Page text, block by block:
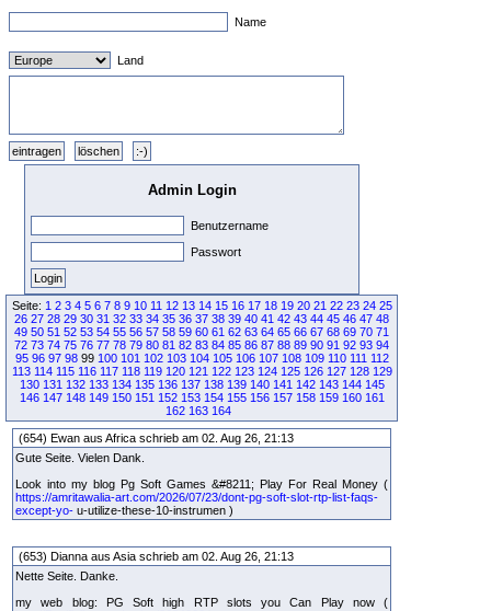
Name
Land
Admin Login
Benutzername
Passwort
Seite: 1 2 3 4 5 6 7 8 9 10 11 12 13 14 15 16 17 18 19 20 21 22 23 24 25
26 27 28 29 30 31 32 33 34 35 36 37 38 39 40 41 42 43 44 45 46 47 48
49 50 51 52 53 54 55 56 57 58 59 60 61 62 63 64 65 66 67 68 69 70 71
72 73 74 75 76 77 78 79 80 81 82 83 84 85 86 87 88 89 90 91 92 93 94
95 96 97 9899 100 101 102 103 104 105 106 107 108 109 110 111 112
113 114 115 116 117 118 119 120 121 122 123 124 125 126 127 128 129
130 131 132 133 134 135 136 137 138 139 140 141 142 143 144 145
146 147 148 149 150 151 152 153 154 155 156 157 158 159 160 161
162 163 164
(654) Ewan aus Africa schrieb am 02. Aug 26, 21:13
Gute Seite. Vielen Dank.
Look into my blog Pg Soft Games &#8211; Play For Real Money (
https://amritawalia-art.com/2026/07/23/dont-pg-soft-slot-rtp-list-faqs-
except-yo- u-utilize-these-10-instrumen )
(653) Dianna aus Asia schrieb am 02. Aug 26, 21:13
Nette Seite. Danke.
my web blog: PG Soft high RTP slots you Can Play now (